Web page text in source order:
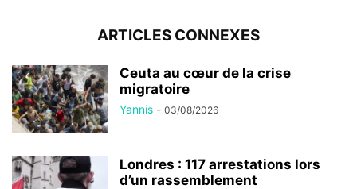
ARTICLES CONNEXES
Ceuta au cœur de la crise
migratoire
Yannis - 03/08/2026
Londres : 117 arrestations lors
d’un rassemblement